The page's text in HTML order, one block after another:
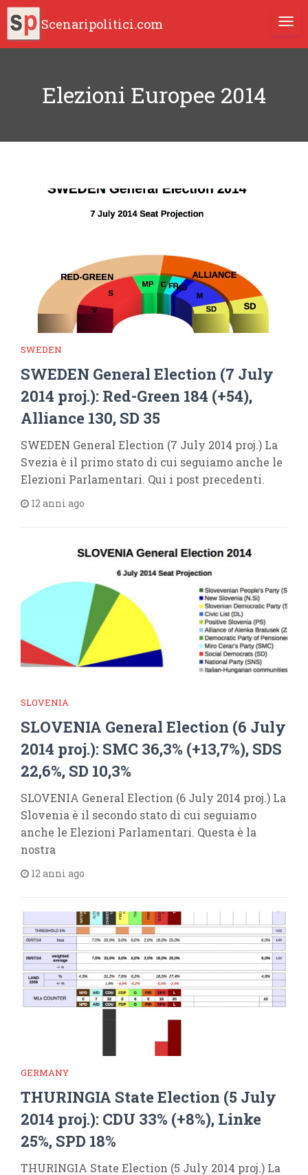
Scenaripolitici.com
Elezioni Europee 2014
SWEDEN
SWEDEN General Election (7 July
2014 proj.): Red-Green 184 (+54),
Alliance 130, SD 35
SWEDEN General Election (7 July 2014 proj.) La
Svezia è il primo stato di cui seguiamo anche le
Elezioni Parlamentari. Qui i post precedenti.
12 anni ago
SLOVENIA
SLOVENIA General Election (6 July
2014 proj.): SMC 36,3% (+13,7%), SDS
22,6%, SD 10,3%
SLOVENIA General Election (6 July 2014 proj.) La
Slovenia è il secondo stato di cui seguiamo
anche le Elezioni Parlamentari. Questa è la
nostra
12 anni ago
GERMANY
THURINGIA State Election (5 July
2014 proj.): CDU 33% (+8%), Linke
25%, SPD 18%
THURINGIA State Election (5 July 2014 proj.) La